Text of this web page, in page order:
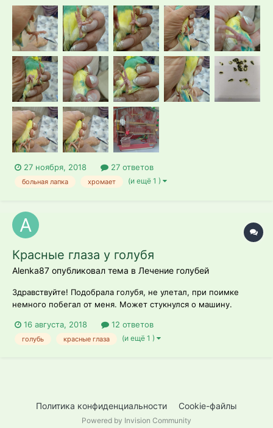
корма.:зерносмесь+каши+овощи и фруктыЕсть ли в клетке
минеральный камень, сепия?: Корм Падаван основной
рацион. всегда в доступе. Есть камень, иногда по...
27 ноября, 2018 27 ответов
больная лапка хромает (и ещё 1 )
Красные глаза у голубя
Alenka87 опубликовал тема в Лечение голубей
Здравствуйте! Подобрала голубя, не улетал, при поимке
немного побегал от меня. Может стукнулся о машину.
не очень одно..беспокоят красные глаза. Сам не ест не пьет,
дала немного воды со шприца и перловки с чечевицей..ещё
16 августа, 2018 12 ответов
голубь красные глаза (и ещё 1 )
Политика конфиденциальности Cookie-файлы
Powered by Invision Community